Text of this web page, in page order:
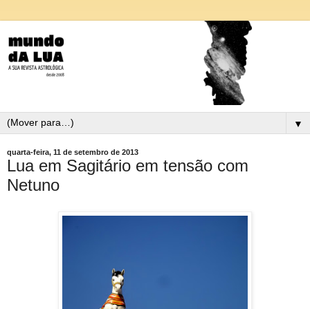
▼
quarta-feira, 11 de setembro de 2013
Lua em Sagitário em tensão com
Netuno